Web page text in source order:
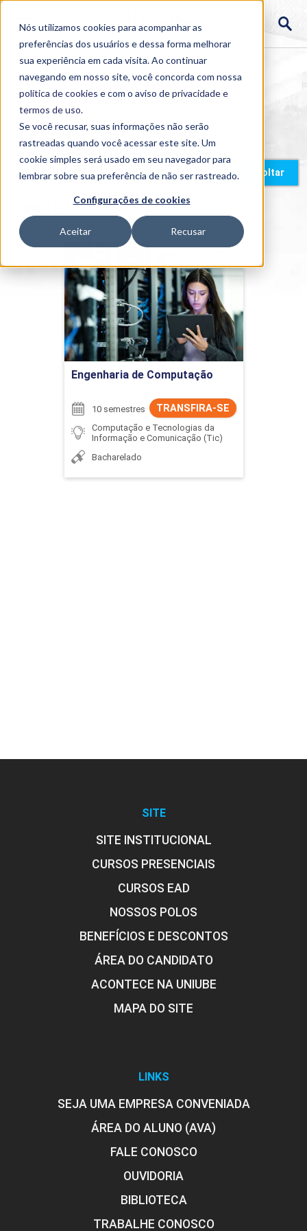
Nós utilizamos cookies para acompanhar as
preferências dos usuários e dessa forma melhorar
sua experiência em cada visita. Ao continuar
navegando em nosso site, você concorda com nossa
política de cookies e com o aviso deprivacidade e
termos de uso.
Se você recusar, suas informações não serão
rastreadas quando você acessar este site. Um
cookie simples será usado em seu navegador para
lembrar sobre sua preferência de não ser rastreado.
Configurações de cookies
Aceitar Recusar
Home > Cursos > EAD >Graduação
Voltar
Curso EAD
Engenharia de Computação
TRANSFIRA-SE
10 semestres
Computação e Tecnologias da
Informação e Comunicação (Tic)
Bacharelado
Detalhes do curso
Ir para Inscrição
SITE
SITE INSTITUCIONAL
CURSOS PRESENCIAIS
CURSOS EAD
NOSSOS POLOS
BENEFÍCIOS E DESCONTOS
ÁREA DO CANDIDATO
ACONTECE NA UNIUBE
MAPA DO SITE
LINKS
SEJA UMA EMPRESA CONVENIADA
ÁREA DO ALUNO (AVA)
FALE CONOSCO
OUVIDORIA
BIBLIOTECA
TRABALHE CONOSCO